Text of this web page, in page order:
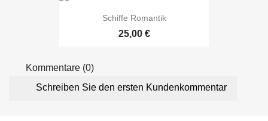
Schiffe Romantik
25,00 €
Kommentare (0)
Schreiben Sie den ersten Kundenkommentar